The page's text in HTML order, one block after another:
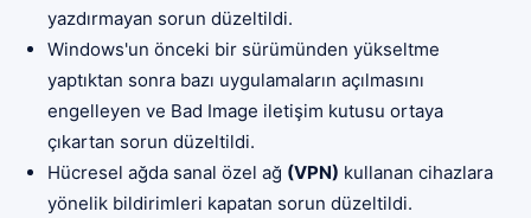
yazdırmayan sorun düzeltildi.
Windows'un önceki bir sürümünden yükseltme
yaptıktan sonra bazı uygulamaların açılmasını
engelleyen ve Bad Image iletişim kutusu ortaya
çıkartan sorun düzeltildi.
Hücresel ağda sanal özel ağ (VPN) kullanan cihazlara
yönelik bildirimleri kapatan sorun düzeltildi.